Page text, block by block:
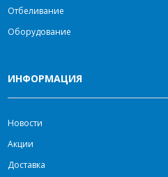
Отбеливание
Оборудование
ИНФОРМАЦИЯ
Новости
Акции
Доставка